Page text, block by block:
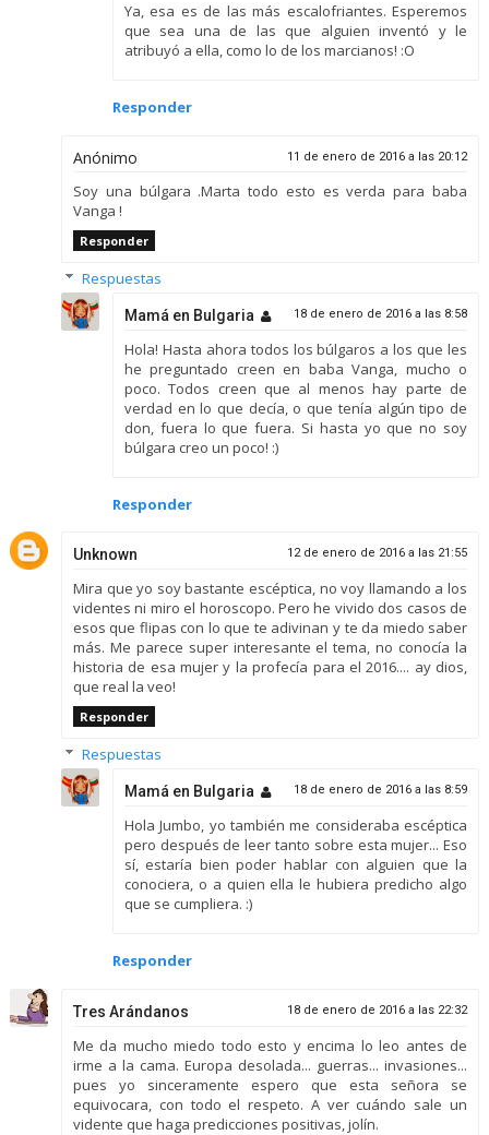
Ya, esa es de las más escalofriantes. Esperemos
que sea una de las que alguien inventó y le
atribuyó a ella, como lo de los marcianos! :O
Responder
Anónimo 11 de enero de 2016 a las 20:12
Soy una búlgara .Marta todo esto es verda para baba
Vanga !
Responder
Respuestas
Mamá en Bulgaria 18 de enero de 2016 a las 8:58
Hola! Hasta ahora todos los búlgaros a los que les
he preguntado creen en baba Vanga, mucho o
poco. Todos creen que al menos hay parte de
verdad en lo que decía, o que tenía algún tipo de
don, fuera lo que fuera. Si hasta yo que no soy
búlgara creo un poco! :)
Responder
Unknown 12 de enero de 2016 a las 21:55
Mira que yo soy bastante escéptica, no voy llamando a los
videntes ni miro el horoscopo. Pero he vivido dos casos de
esos que flipas con lo que te adivinan y te da miedo saber
más. Me parece super interesante el tema, no conocía la
historia de esa mujer y la profecía para el 2016.... ay dios,
que real la veo!
Responder
Respuestas
Mamá en Bulgaria 18 de enero de 2016 a las 8:59
Hola Jumbo, yo también me consideraba escéptica
pero después de leer tanto sobre esta mujer... Eso
sí, estaría bien poder hablar con alguien que la
conociera, o a quien ella le hubiera predicho algo
que se cumpliera. :)
Responder
Tres Arándanos 18 de enero de 2016 a las 22:32
Me da mucho miedo todo esto y encima lo leo antes de
irme a la cama. Europa desolada... guerras... invasiones...
pues yo sinceramente espero que esta señora se
equivocara, con todo el respeto. A ver cuándo sale un
vidente que haga predicciones positivas, jolín.